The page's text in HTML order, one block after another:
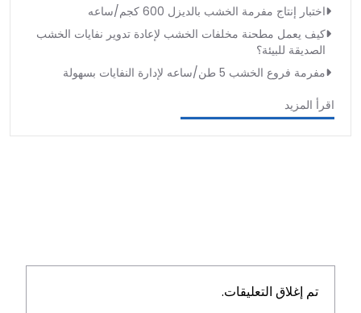
اختبار إنتاج مفرمة الخشب بالديزل 600 كجم/ساعه
كيف يعمل مطحنة مخلفات الخشب لإعادة تدوير نفايات الخشب
الصديقة للبيئة؟
مفرمة فروع الخشب 5 طن/ساعه لإدارة النفايات بسهولة
اقرأ المزيد
تم إغلاق التعليقات.